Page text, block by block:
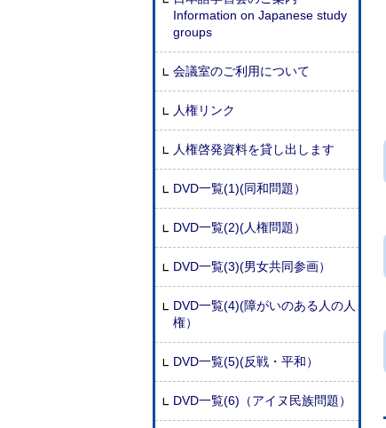
Information on Japanese study
groups
会議室のご利用について
人権リンク
人権啓発資料を貸し出します
DVD一覧(1)(同和問題）
DVD一覧(2)(人権問題）
DVD一覧(3)(男女共同参画）
DVD一覧(4)(障がいのある人の人
権）
DVD一覧(5)(反戦・平和）
DVD一覧(6)（アイヌ民族問題）